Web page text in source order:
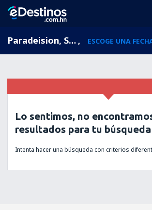
Paradeision, South Aegean, Grecia , ESCOGE UNA
Lo sentimos, no
resultados para tu búsqueda
Intenta hacer una búsqueda con criterios